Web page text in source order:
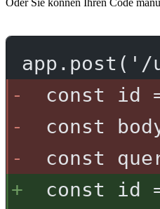
const id
const
const
const id